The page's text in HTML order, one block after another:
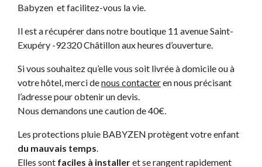
Babyzen et facilitez-vous la vie.
Il est a récupérer dans notre boutique 11 avenue Saint-
Exupéry -92320 Châtillon aux heures d’ouverture.
Si vous souhaitez qu’elle vous soit livrée à domicile ou à
votre hôtel, merci denous contacteren nous précisant
l’adresse pour obtenir un devis.
Nous demandons une caution de 40€.
Les protections pluie BABYZEN protègent votre enfant
du mauvais temps.
Elles sont faciles à installeret se rangent rapidement